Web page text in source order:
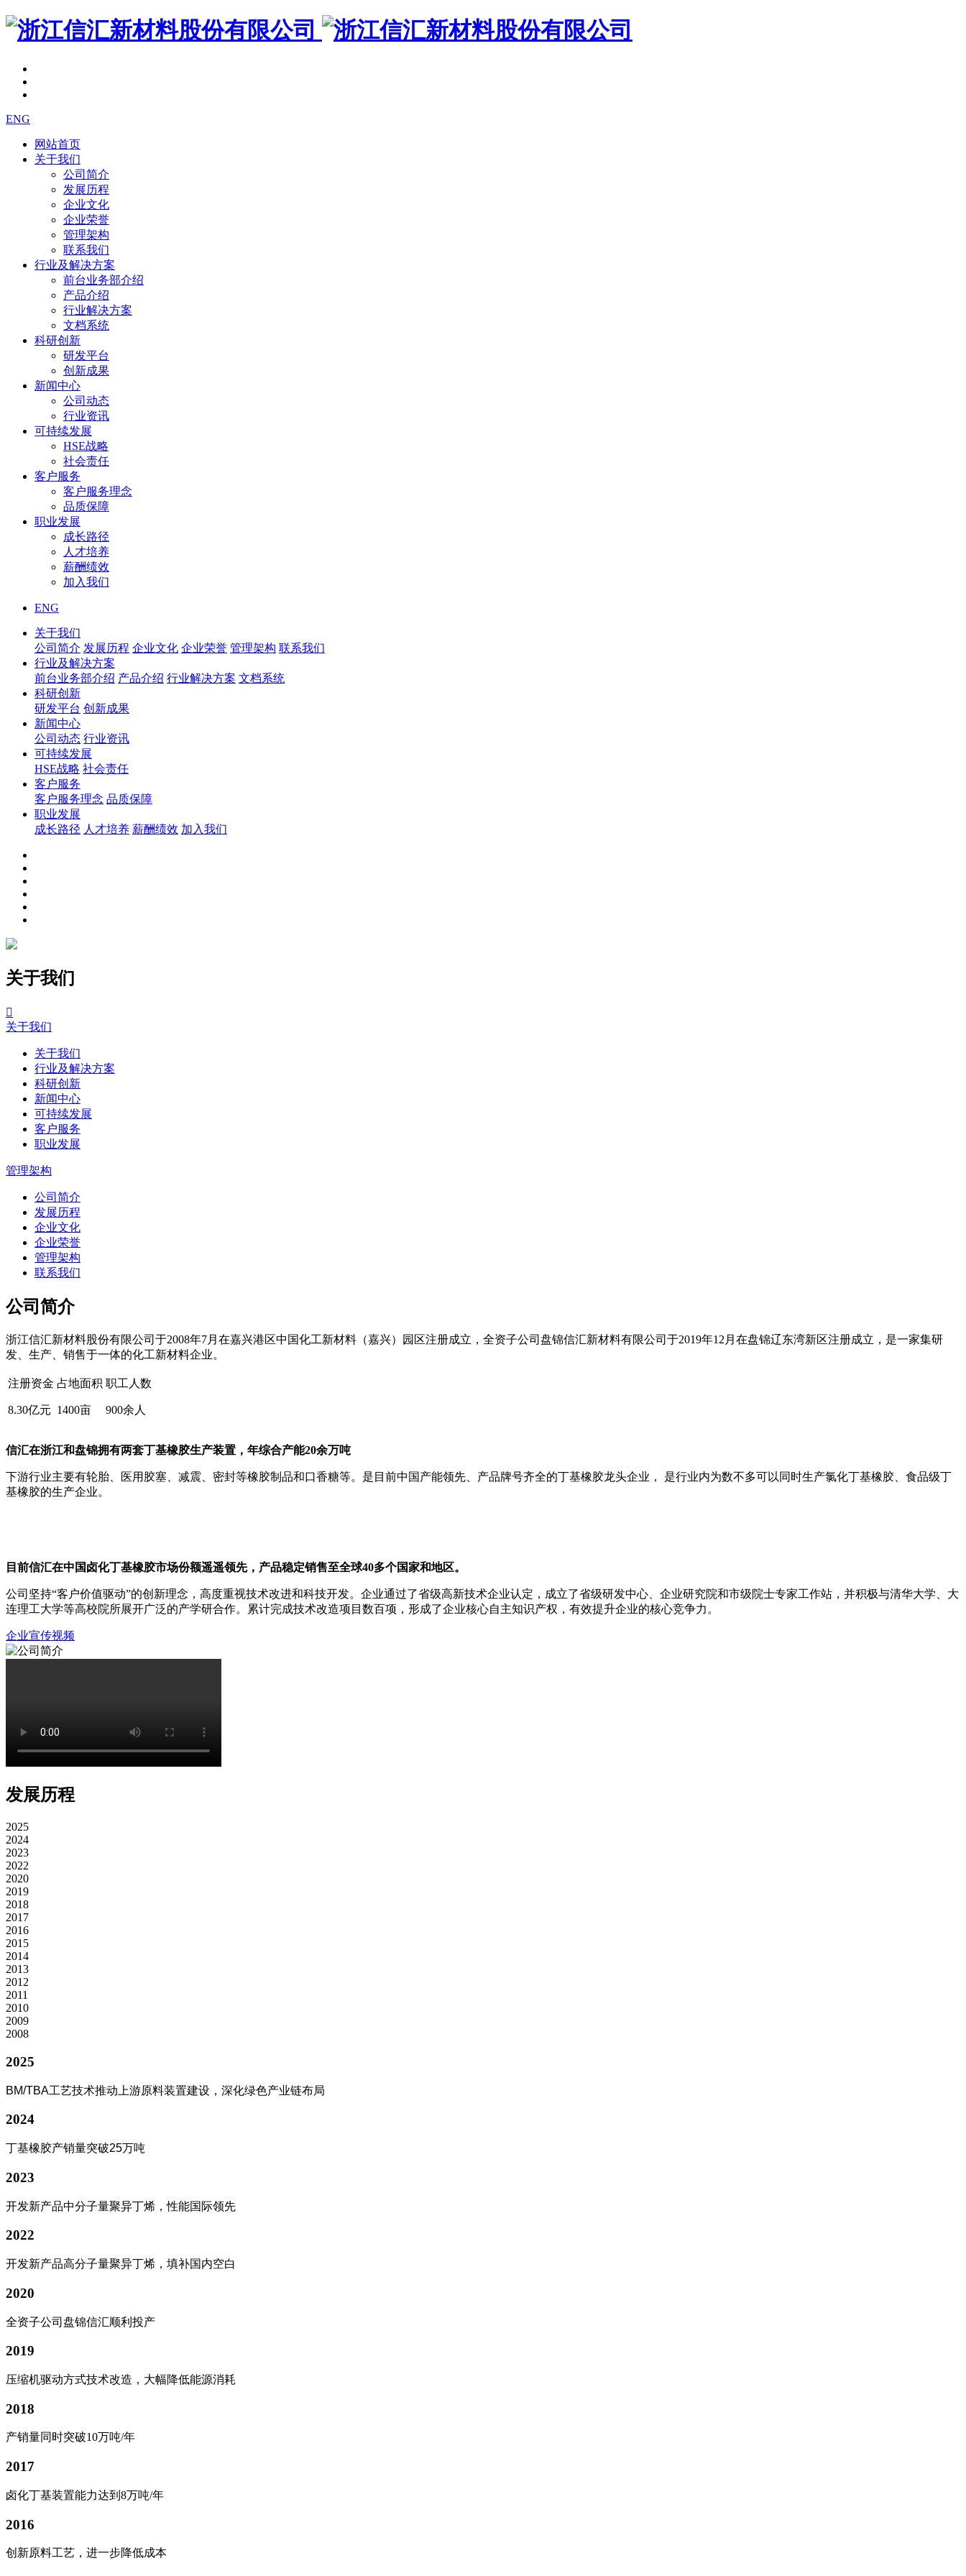
ENG
网站首页
关于我们
公司简介
发展历程
企业文化
企业荣誉
管理架构
联系我们
行业及解决方案
前台业务部介绍
产品介绍
行业解决方案
文档系统
科研创新
研发平台
创新成果
新闻中心
公司动态
行业资讯
可持续发展
HSE战略
社会责任
客户服务
客户服务理念
品质保障
职业发展
成长路径
人才培养
薪酬绩效
加入我们
ENG
关于我们
公司简介 发展历程 企业文化 企业荣誉 管理架构 联系我们
行业及解决方案
前台业务部介绍 产品介绍 行业解决方案 文档系统
科研创新
研发平台 创新成果
新闻中心
公司动态 行业资讯
可持续发展
HSE战略 社会责任
客户服务
客户服务理念 品质保障
职业发展
成长路径 人才培养 薪酬绩效 加入我们
关于我们

关于我们
关于我们
行业及解决方案
科研创新
新闻中心
可持续发展
客户服务
职业发展
管理架构
公司简介
发展历程
企业文化
企业荣誉
管理架构
联系我们
公司简介
浙江信汇新材料股份有限公司于2008年7月在嘉兴港区中国化工新材料（嘉兴）园区注册成立，全资子公司盘锦信汇新材料有限公司于2019年12月在盘锦辽东湾新区注册成立，是一家集研
发、生产、销售于一体的化工新材料企业。
注册资金
8.30亿元
占地面积
1400亩
职工人数
900余人
信汇在浙江和盘锦拥有两套丁基橡胶生产装置，年综合产能20余万吨
下游行业主要有轮胎、医用胶塞、减震、密封等橡胶制品和口香糖等。是目前中国产能领先、产品牌号齐全的丁基橡胶龙头企业， 是行业内为数不多可以同时生产氯化丁基橡胶、食品级丁
基橡胶的生产企业。
目前信汇在中国卤化丁基橡胶市场份额遥遥领先，产品稳定销售至全球40多个国家和地区。
公司坚持“客户价值驱动”的创新理念，高度重视技术改进和科技开发。企业通过了省级高新技术企业认定，成立了省级研发中心、企业研究院和市级院士专家工作站，并积极与清华大学、大
连理工大学等高校院所展开广泛的产学研合作。累计完成技术改造项目数百项，形成了企业核心自主知识产权，有效提升企业的核心竞争力。
企业宣传视频
发展历程
2025
2024
2023
2022
2020
2019
2018
2017
2016
2015
2014
2013
2012
2011
2010
2009
2008
2025
BM/TBA工艺技术推动上游原料装置建设，深化绿色产业链布局
2024
丁基橡胶产销量突破25万吨
2023
开发新产品中分子量聚异丁烯，性能国际领先
2022
开发新产品高分子量聚异丁烯，填补国内空白
2020
全资子公司盘锦信汇顺利投产
2019
压缩机驱动方式技术改造，大幅降低能源消耗
2018
产销量同时突破10万吨/年
2017
卤化丁基装置能力达到8万吨/年
2016
创新原料工艺，进一步降低成本